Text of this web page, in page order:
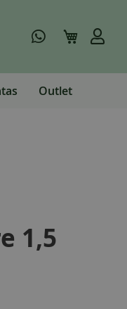
Mi carrito
Outlet
1,5